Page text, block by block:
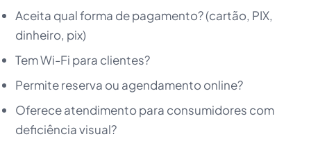
Aceita qual forma de pagamento? (cartão, PIX,
dinheiro, pix)
Tem Wi-Fi para clientes?
Permite reserva ou agendamento online?
Oferece atendimento para consumidores com
deficiência visual?